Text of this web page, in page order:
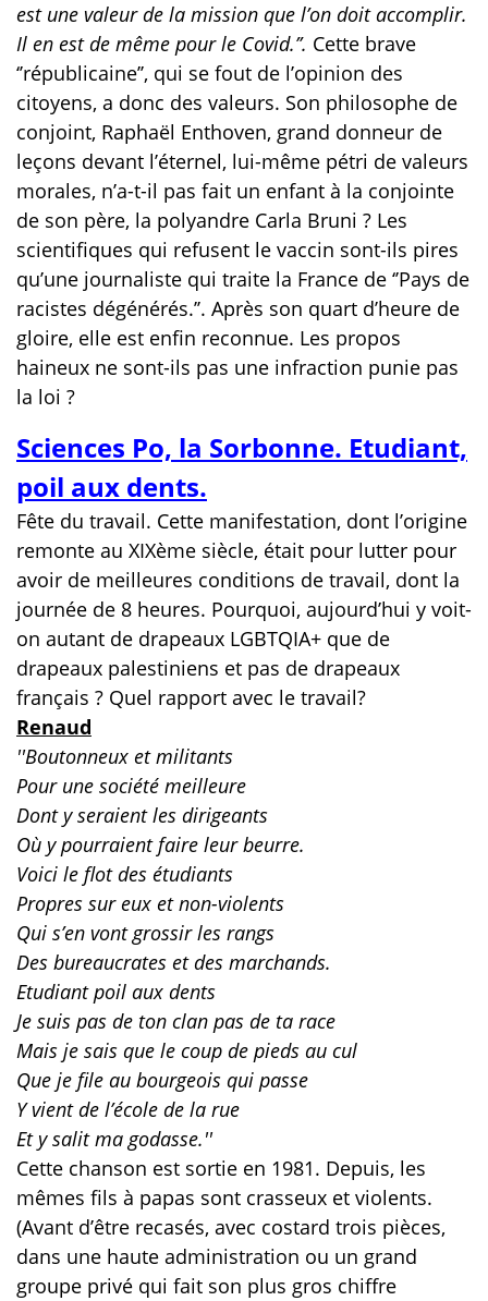
est une valeur de la mission que l’on doit accomplir.
Il en est de même pour le Covid.’’. Cette brave
‘’républicaine’’, qui se fout de l’opinion des
citoyens, a donc des valeurs. Son philosophe de
conjoint, Raphaël Enthoven, grand donneur de
leçons devant l’éternel, lui-même pétri de valeurs
morales, n’a-t-il pas fait un enfant à la conjointe
de son père, la polyandre Carla Bruni ? Les
scientifiques qui refusent le vaccin sont-ils pires
qu’une journaliste qui traite la France de ‘’Pays de
racistes dégénérés.’’. Après son quart d’heure de
gloire, elle est enfin reconnue. Les propos
haineux ne sont-ils pas une infraction punie pas
la loi ?
Sciences Po, la Sorbonne. Etudiant,
poil aux dents.
Fête du travail. Cette manifestation, dont l’origine
remonte au XIXème siècle, était pour lutter pour
avoir de meilleures conditions de travail, dont la
journée de 8 heures. Pourquoi, aujourd’hui y voit-
on autant de drapeaux LGBTQIA+ que de
drapeaux palestiniens et pas de drapeaux
français ? Quel rapport avec le travail?
Renaud
''Boutonneux et militants
Pour une société meilleure
Dont y seraient les dirigeants
Où y pourraient faire leur beurre.
Voici le flot des étudiants
Propres sur eux et non-violents
Qui s’en vont grossir les rangs
Des bureaucrates et des marchands.
Etudiant poil aux dents
Je suis pas de ton clan pas de ta race
Mais je sais que le coup de pieds au cul
Que je file au bourgeois qui passe
Y vient de l’école de la rue
Et y salit ma godasse.''
Cette chanson est sortie en 1981. Depuis, les
mêmes fils à papas sont crasseux et violents.
(Avant d’être recasés, avec costard trois pièces,
dans une haute administration ou un grand
groupe privé qui fait son plus gros chiffre